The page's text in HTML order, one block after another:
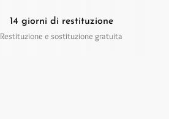
14 giorni di restituzione
Restituzione e sostituzione gratuita